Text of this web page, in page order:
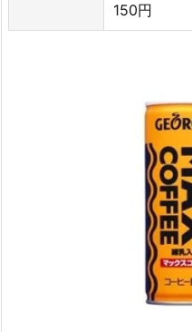
150円